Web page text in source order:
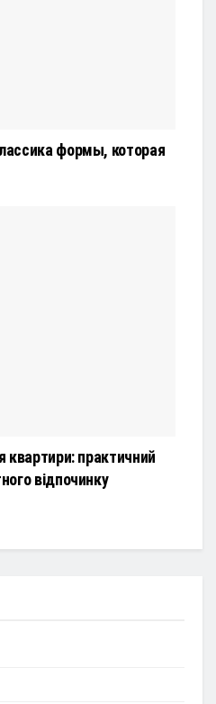
формы, которая
квартири: практичний
відпочинку